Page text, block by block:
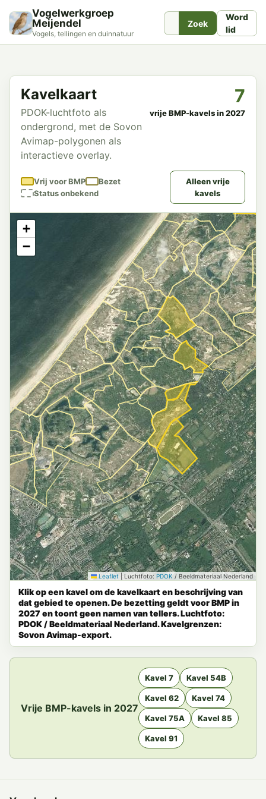
Vogelwerkgroep
Meijendel
Vogels, tellingen en duinnatuur
Zoek
Word
lid
Kavelkaart
PDOK-luchtfoto als
ondergrond, met de Sovon
Avimap-polygonen als
interactieve overlay.
7
vrije BMP-kavels in 2027
Vrij voor BMP
Bezet
Status onbekend
Alleen vrije
kavels
+
−
Leaflet Luchtfoto: PDOK / Beeldmateriaal Nederland
Klik op een kavel om de kavelkaart en beschrijving van
dat gebied te openen. De bezetting geldt voor BMP in
2027 en toont geen namen van tellers. Luchtfoto:
PDOK / Beeldmateriaal Nederland. Kavelgrenzen:
Sovon Avimap-export.
Vrije BMP-kavels in 2027
Kavel 7 Kavel 54B
Kavel 62 Kavel 74
Kavel 75A Kavel 85
Kavel 91